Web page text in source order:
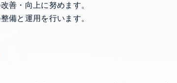
善・向上に努めます。
備と運用を行います。